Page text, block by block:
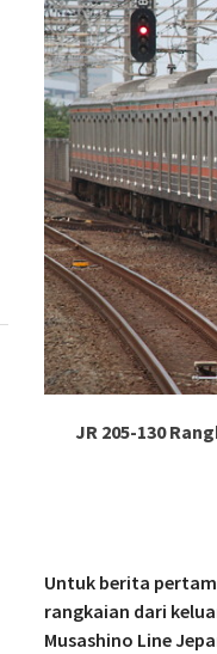
JR 205-130
Untuk berita
rangkaian dari
Musashino Line